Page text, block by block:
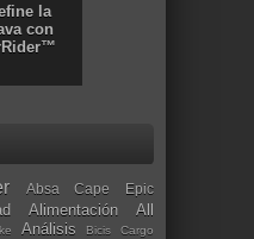
la
con
Absa Cape Epic
Alimentación
All
Análisis Bicis Cargo